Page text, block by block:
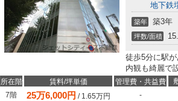
地下鉄
築年 築3年
坪数/面積
徒歩5分に駅
内観も綺麗で
所在階 賃料/坪単価 管理費・共益費
7階
25万6,000円 / 1.65万円 -